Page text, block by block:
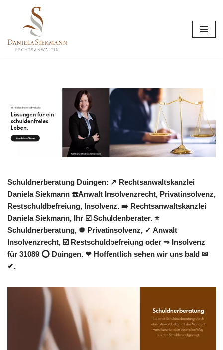
Inhalt
springen
Schuldnerberatung Duingen: ↗️ Rechtsanwaltskanzlei
Daniela Siekmann ☎️Anwalt Insolvenzrecht, Privatinsolvenz,
Restschuldbefreiung, Insolvenz. ➡️ Rechtsanwaltskanzlei
Daniela Siekmann, Ihr ☑️ Schuldenberater. ⭐
Schuldnerberatung, ✺ Privatinsolvenz, ✓ Anwalt
Insolvenzrecht, ☑️ Restschuldbefreiung oder ⇒ Insolvenz
für 31089 ⭕ Duingen. ❤ Hoffentlich sehen wir uns bald ✉
✔.